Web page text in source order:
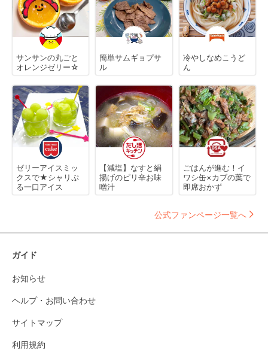
サンサンの丸ごと
オレンジゼリー☆
簡単サムギョプサ
ル
冷やしなめこうど
ん
ゼリーアイスミッ
クスで★シャリぷ
る一口アイス
【減塩】なすと絹
揚げのピリ辛お味
噌汁
ごはんが進む！イ
ワシ缶×カブの葉で
即席おかず
公式ファンページ一覧へ
ガイド
お知らせ
ヘルプ・お問い合わせ
サイトマップ
利用規約